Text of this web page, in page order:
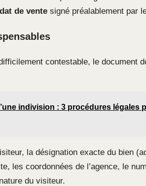
de vente signé préalablement par
contestable, le document
indivision : 3 procédures légales
la désignation exacte du bien
les coordonnées de l’agence, le
du visiteur.